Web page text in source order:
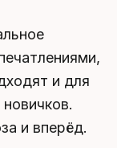
и для
и вперёд.